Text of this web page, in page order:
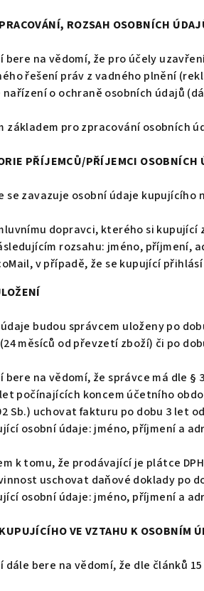
ROZSAH OSOBNÍCH
bere na vědomí, že pro účely
řešení práv z vadného plnění
nařízení o ochraně osobních údajů
základem pro zpracování osobních
PŘÍJEMCŮ/PŘÍJEMCI OSOBNÍCH
se zavazuje osobní údaje
dopravci, kterého si kupující
rozsahu: jméno, příjmení,
v případě, že se kupující
budou správcem uloženy po
měsíců od převzetí zboží) či po
bere na vědomí, že správce má dle
počínajících koncem účetního
Sb.) uchovat fakturu po dobu 3 let
osobní údaje: jméno, příjmení a
k tomu, že prodávající je plátce
uschovat daňové doklady po
osobní údaje: jméno, příjmení a
VE VZTAHU K OSOBNÍM
dále bere na vědomí, že dle článků 15